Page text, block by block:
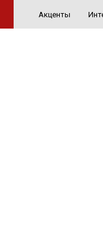
Акценты